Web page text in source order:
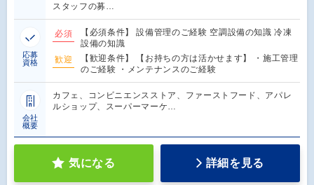
スタッフの募…
応募
資格
必須
【必須条件】 設備管理のご経験 空調設備の知識 冷凍
設備の知識
歓迎
【歓迎条件】 【お持ちの方は活かせます】 ・施工管理
のご経験 ・メンテナンスのご経験
会社
概要
カフェ、コンビニエンスストア、ファーストフード、アパレ
ルショップ、スーパーマーケ…
気になる 詳細を見る